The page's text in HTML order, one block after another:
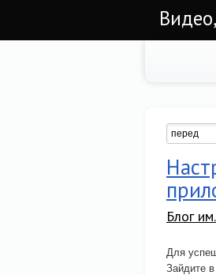
Блог
Для
Зайдите